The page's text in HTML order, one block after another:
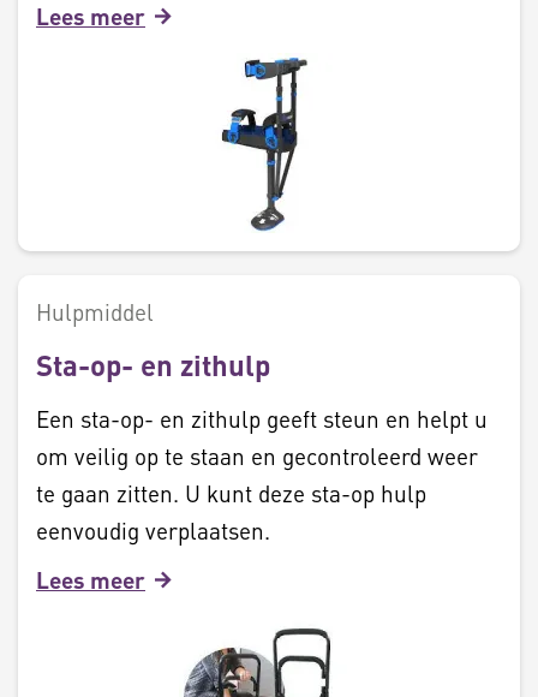
Lees meer
Hulpmiddel
Sta-op- en zithulp
Een sta-op- en zithulp geeft steun en helpt u
om veilig op te staan en gecontroleerd weer
te gaan zitten. U kunt deze sta-op hulp
eenvoudig verplaatsen.
Lees meer